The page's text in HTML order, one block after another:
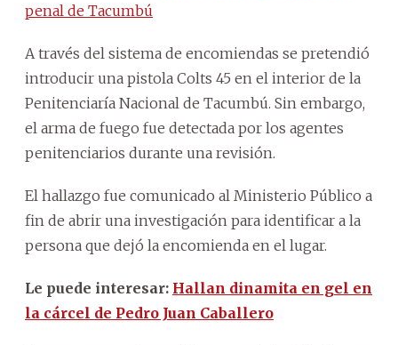
penal de Tacumbú
A través del sistema de encomiendas se pretendió
introducir una pistola Colts 45 en el interior de la
Penitenciaría Nacional de Tacumbú. Sin embargo,
el arma de fuego fue detectada por los agentes
penitenciarios durante una revisión.
El hallazgo fue comunicado al Ministerio Público a
fin de abrir una investigación para identificar a la
persona que dejó la encomienda en el lugar.
Le puede interesar: Hallan dinamita en gel en
la cárcel de Pedro Juan Caballero